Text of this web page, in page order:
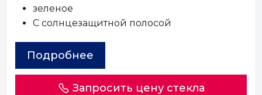
зеленое
С солнцезащитной полосой
Подробнее
Запросить цену стекла